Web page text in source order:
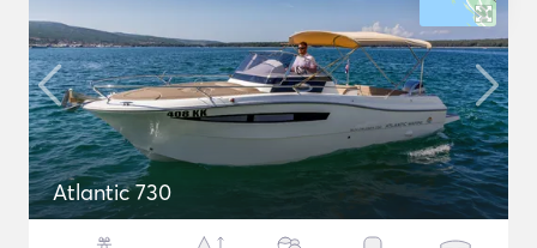
Atlantic 730